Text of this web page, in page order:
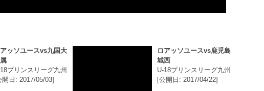
ッソユースvs九国大
プリンスリーグ九州
開日: 2017/05/03]
ロアッソユースvs鹿児島
城西
U-18プリンスリーグ九州
[公開日: 2017/04/22]